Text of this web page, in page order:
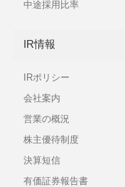
中途採用比率
IR情報
IRポリシー
会社案内
営業の概況
株主優待制度
決算短信
有価証券報告書